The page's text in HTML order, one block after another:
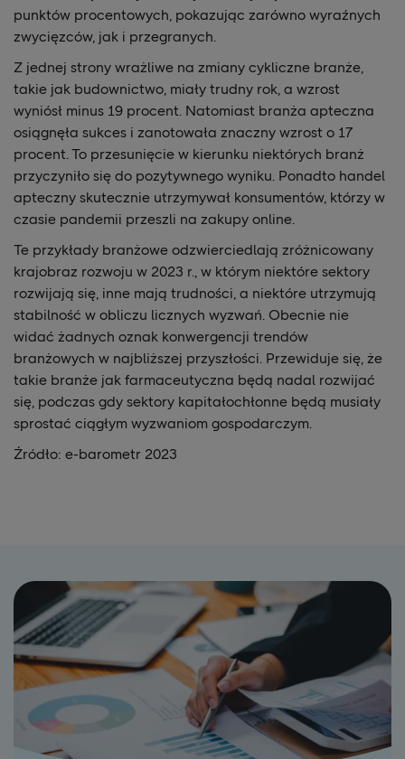
punktów procentowych, pokazując zarówno wyraźnych
zwycięzców, jak i przegranych.
Z jednej strony wrażliwe na zmiany cykliczne branże,
takie jak budownictwo, miały trudny rok, a wzrost
wyniósł minus 19 procent. Natomiast branża apteczna
osiągnęła sukces i zanotowała znaczny wzrost o 17
procent. To przesunięcie w kierunku niektórych branż
przyczyniło się do pozytywnego wyniku. Ponadto handel
apteczny skutecznie utrzymywał konsumentów, którzy w
czasie pandemii przeszli na zakupy online.
Te przykłady branżowe odzwierciedlają zróżnicowany
krajobraz rozwoju w 2023 r., w którym niektóre sektory
rozwijają się, inne mają trudności, a niektóre utrzymują
stabilność w obliczu licznych wyzwań. Obecnie nie
widać żadnych oznak konwergencji trendów
branżowych w najbliższej przyszłości. Przewiduje się, że
takie branże jak farmaceutyczna będą nadal rozwijać
się, podczas gdy sektory kapitałochłonne będą musiały
sprostać ciągłym wyzwaniom gospodarczym.
Źródło: e-barometr 2023